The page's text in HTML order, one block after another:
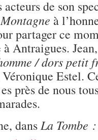
de son
à
partager ce
Antraigues.
/ dors petit
Estel.
près de nous
dans La Tombe :